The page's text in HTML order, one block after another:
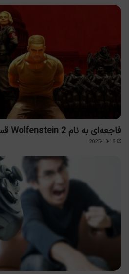
فاجعه‌ای به نام Wolfenstein 2 قسمت اول
2025-10-18